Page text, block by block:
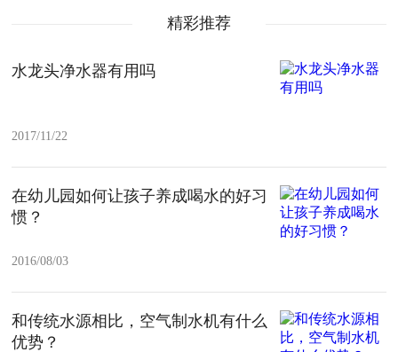
精彩推荐
水龙头净水器有用吗
2017/11/22
在幼儿园如何让孩子养成喝水的好习
惯？
2016/08/03
和传统水源相比，空气制水机有什么
优势？